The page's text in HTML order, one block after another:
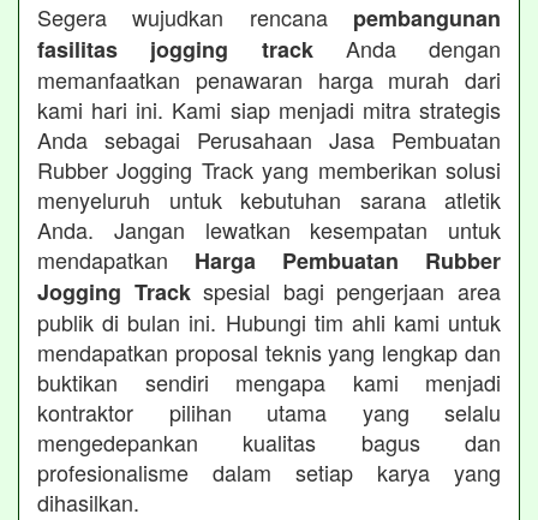
Segera wujudkan rencana pembangunan
fasilitas jogging trackAnda dengan
memanfaatkan penawaran harga murah dari
kami hari ini. Kami siap menjadi mitra strategis
Anda sebagai Perusahaan Jasa Pembuatan
Rubber Jogging Track yang memberikan solusi
menyeluruh untuk kebutuhan sarana atletik
Anda. Jangan lewatkan kesempatan untuk
mendapatkan Harga Pembuatan Rubber
Jogging Trackspesial bagi pengerjaan area
publik di bulan ini. Hubungi tim ahli kami untuk
mendapatkan proposal teknis yang lengkap dan
buktikan sendiri mengapa kami menjadi
kontraktor pilihan utama yang selalu
mengedepankan kualitas bagus dan
profesionalisme dalam setiap karya yang
dihasilkan.